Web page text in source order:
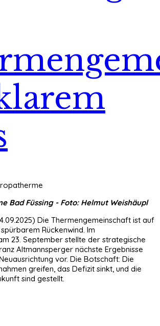
Bad Füssing - Foto: Helmut Weishäupl
Die Thermengemeinschaft ist auf
Rückenwind. Im
23. September stellte der strategische
Altmannsperger nächste Ergebnisse
vor. Die Botschaft: Die
greifen, das Defizit sinkt, und die
sind gestellt.